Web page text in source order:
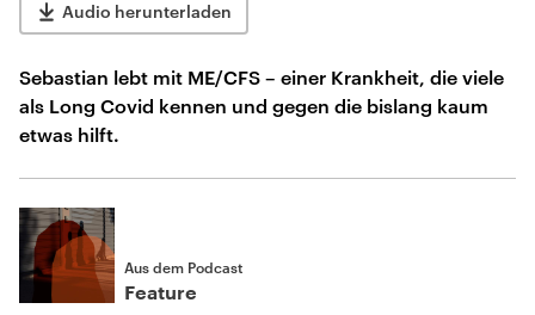
Audio herunterladen
Sebastian lebt mit ME/CFS – einer Krankheit, die viele
als Long Covid kennen und gegen die bislang kaum
etwas hilft.
Aus dem Podcast
Feature